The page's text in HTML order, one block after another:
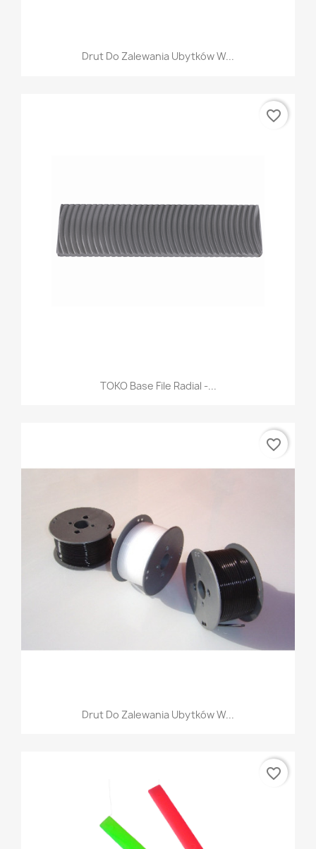
Drut Do Zalewania Ubytków W...
TOKO Base File Radial -...
favorite_border
Drut Do Zalewania Ubytków W...
favorite_border
favorite_border